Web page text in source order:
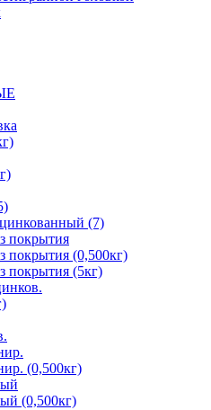
(7)
покрытия
покрытия (0,500кг)
покрытия (5кг)
(0,500кг)
(0,500кг)